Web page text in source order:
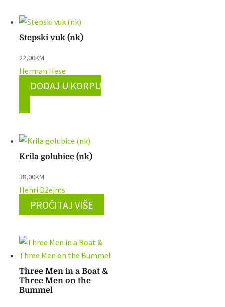
Stepski vuk (nk)
22,00KM
Herman Hese
DODAJ U KORPU
Krila golubice (nk)
38,00KM
Henri Džejms
PROČITAJ VIŠE
Three Men in a Boat &
Three Men on the
Bummel